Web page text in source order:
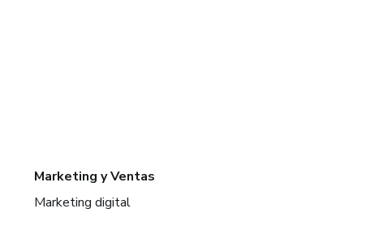
Marketing y Ventas
Marketing digital